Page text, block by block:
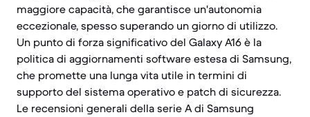
maggiore capacità, che garantisce un'autonomia
eccezionale, spesso superando un giorno di utilizzo.
Un punto di forza significativo del Galaxy A16 è la
politica di aggiornamenti software estesa di Samsung,
che promette una lunga vita utile in termini di
supporto del sistema operativo e patch di sicurezza.
Le recensioni generali della serie A di Samsung